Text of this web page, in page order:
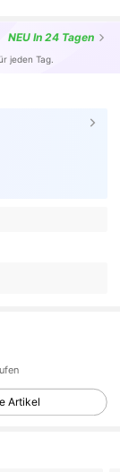
NEU In 24 Tagen
jeden Tag.
Artikel